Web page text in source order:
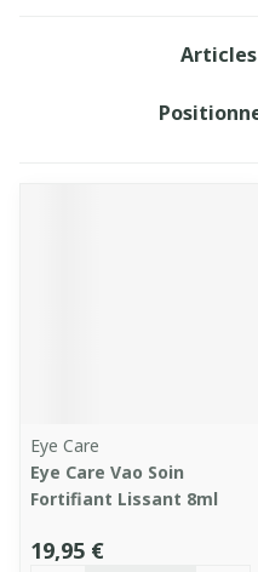
Articles
Trier par:
Eye Care
Eye Care Vao Soin
Fortifiant Lissant 8ml
19,95 €